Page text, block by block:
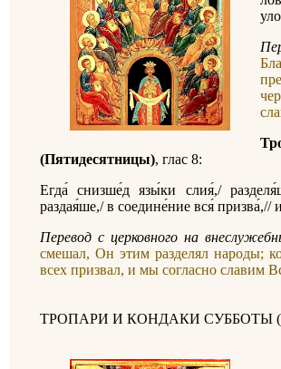
(Пятидесятницы), глас 8:
Егда́ снизше́д язы́ки слия́,/
раздая́ше,/ в соедине́ние вся́ призва́,//
Перевод с церковного на
смешал, Он этим разделял народы;
всех призвал, и мы согласно славим
ТРОПАРИ И КОНДАКИ